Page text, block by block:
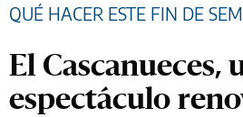
QUÉ HACER ESTE FIN DE
El Cascanueces,
espectáculo